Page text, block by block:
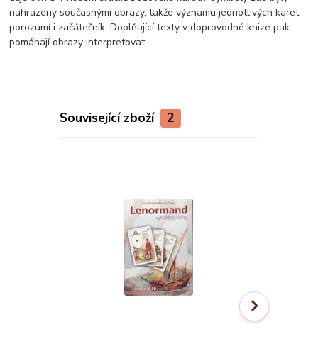
nahrazeny současnými obrazy, takže významu jednotlivých karet
porozumí i začátečník. Doplňující texty v doprovodné knize pak
pomáhají obrazy interpretovat.
Související zboží 2